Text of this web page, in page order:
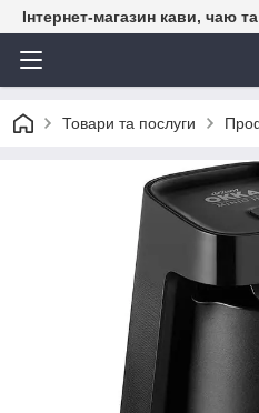
Інтернет-магазин кави, чаю
Товари та послуги